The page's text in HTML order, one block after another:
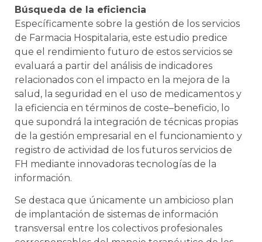
Búsqueda de la eficiencia
Específicamente sobre la gestión de los servicios
de Farmacia Hospitalaria, este estudio predice
que el rendimiento futuro de estos servicios se
evaluará a partir del análisis de indicadores
relacionados con el impacto en la mejora de la
salud, la seguridad en el uso de medicamentos y
la eficiencia en términos de coste–beneficio, lo
que supondrá la integración de técnicas propias
de la gestión empresarial en el funcionamiento y
registro de actividad de los futuros servicios de
FH mediante innovadoras tecnologías de la
información.
Se destaca que únicamente un ambicioso plan
de implantación de sistemas de información
transversal entre los colectivos profesionales